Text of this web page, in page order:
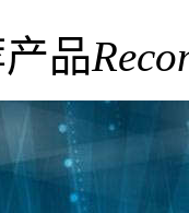
品